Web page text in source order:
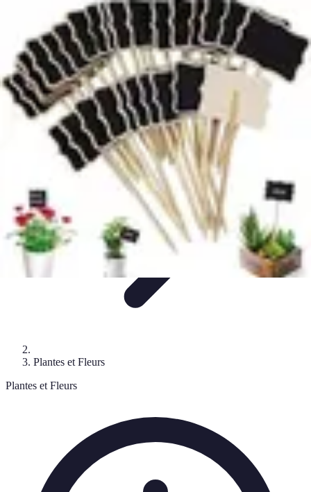
Passion Jardinage
BiodiversitéJardinage Potager Plantes et ÉcologieChoix des
PlantesConseils de Jardinage
Passion Jardinage
Plantes et Fleurs
Plantes et Fleurs